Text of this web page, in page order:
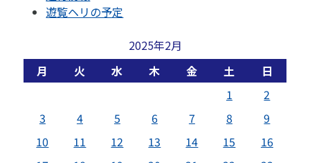
遊覧ヘリの予定
2025年2月
月
火 水 木 金 土
日
1
2
3
4 5 6 7 8
9
10
11 12 13 14 15
16